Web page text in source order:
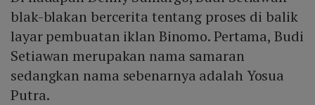
blak-blakan bercerita tentang proses di balik
layar pembuatan iklan Binomo. Pertama, Budi
Setiawan merupakan nama samaran
sedangkan nama sebenarnya adalah Yosua
Putra.